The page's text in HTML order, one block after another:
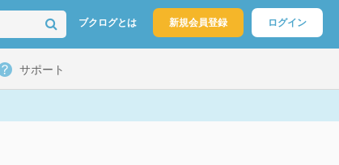
ブクログとは 新規会員登録 ログイン
サポート